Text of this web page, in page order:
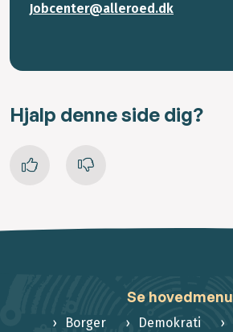
Jobcenter@alleroed.dk
Hjalp denne side dig?
Se hovedmenu
Borger Demokrati